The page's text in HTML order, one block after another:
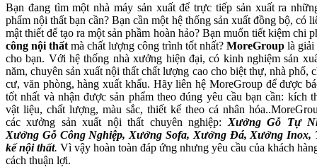
Bạn đang tìm một nhà máy sản xuất để trực tiếp sản xuất ra
phẩm nội thất bạn cần? Bạn cần một hệ thống sản xuất đồng bộ, có
mật thiết để tạo ra một sản phầm hoàn hảo? Bạn muốn tiết kiệm chi
công nội thất mà chất lượng công trình tốt nhất? MoreGroup là giải
cho bạn. Với hệ thống nhà xưởng hiện đại, có kinh nghiệm sản
năm, chuyên sản xuất nội thất chất lượng cao cho biệt thự, nhà phố,
cư, văn phòng, hàng xuất khẩu. Hãy liên hệ MoreGroup để được
tốt nhất và nhận được sản phẩm theo đúng yêu cầu bạn cần: kích
vật liệu, chất lượng, màu sắc, thiết kế theo cá nhân
các xưởng sản xuất nội thất chuyên nghiệp: Xưởng Gỗ Tự
Xưởng Gỗ Công Nghiệp, Xưởng Sofa, Xưởng Đá, Xưởng Inox,
kế nội thất. Vì vậy hoàn toàn đáp ứng nhưng yêu cầu của khách
cách thuận lợi.